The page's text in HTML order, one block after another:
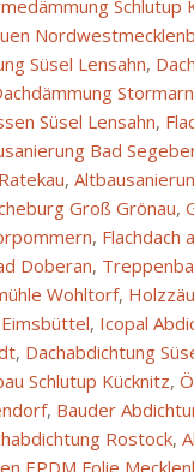
Schlutup
Süsel Lensahn,
Stormarn
Süsel Lensahn,
Bad
,
Groß Grönau,
, Flachdach
Doberan,
Wohltorf,
, Icopal
, Dachabdichtung
Schlutup Kücknitz,
, Bauder
Rostock,
EPDM Folie